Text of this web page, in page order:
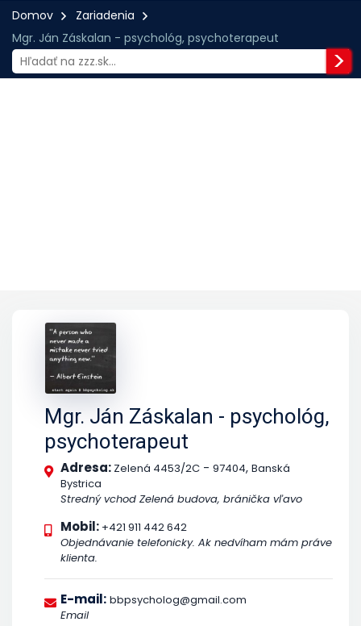
Domov
Zariadenia
Mgr. Ján Záskalan - psychológ, psychoterapeut
Mgr. Ján Záskalan - psychológ,
psychoterapeut
Adresa: Zelená 4453/2C - 97404, Banská
Bystrica
Stredný vchod Zelená budova, bránička vľavo
Mobil: +421 911 442 642
Objednávanie telefonicky. Ak nedvíham mám práve
klienta.
E-mail: bbpsycholog@gmail.com
Email